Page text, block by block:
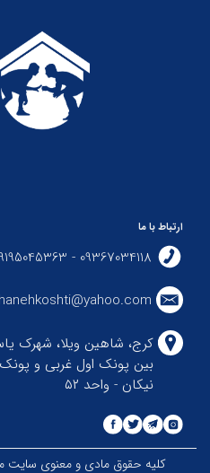
ارتباط با ما
09367034118 - 09195045363
کرج، شاهین ویلا، شهرک
بین پونک اول غربی و
نیکان - واحد ۵۲
کلیه حقوق مادی و معنوی سایت